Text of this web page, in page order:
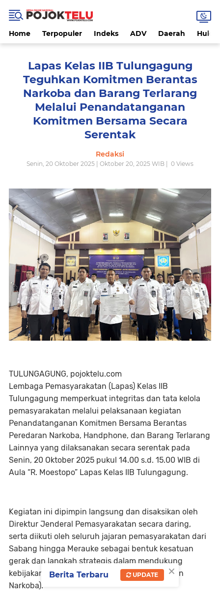
Home Terpopuler Indeks ADV Daerah
Lapas Kelas IIB Tulungagung
Teguhkan Komitmen Berantas
Narkoba dan Barang Terlarang
Melalui Penandatanganan
Komitmen Bersama Secara
Serentak
Redaksi
Senin, 20 Oktober 2025 | Oktober 20, 2025 WIB | 0 Views
TULUNGAGUNG, pojoktelu.com
Lembaga Pemasyarakatan (Lapas) Kelas IIB
Tulungagung memperkuat integritas dan tata kelola
pemasyarakatan melalui pelaksanaan kegiatan
Penandatanganan Komitmen Bersama Berantas
Peredaran Narkoba, Handphone, dan Barang Terlarang
Lainnya yang dilaksanakan secara serentak pada
Senin, 20 Oktober 2025 pukul 14.00 s.d. 15.00 WIB di
Aula “R. Moestopo” Lapas Kelas IIB Tulungagung.
Kegiatan ini dipimpin langsung dan disaksikan oleh
Direktur Jenderal Pemasyarakatan secara daring,
serta diikuti oleh seluruh jajaran pemasyarakatan dari
Sabang hingga Merauke sebagai bentuk kesatuan
gerak dan langkah strategis dalam mendukung
kebijakan Zero Halinar (Handphone, Pungli, dan
Narkoba).
×
Berita Terbaru UPDATE